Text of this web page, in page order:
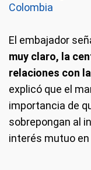
Colombia
El embajador
muy claro, la
relaciones con
explicó que el
importancia de
sobrepongan al
interés mutuo